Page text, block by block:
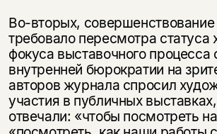
Во-вторых,
требовало пересмотра
фокуса выставочного процесса
внутренней бюрократии на
авторов журнала спросил
участия в публичных
отвечали: «чтобы посмотреть